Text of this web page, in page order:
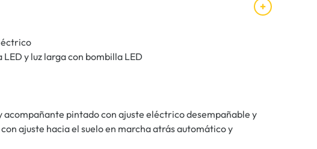
y luz larga con bombilla LED
pintado con ajuste eléctrico desempañable y
ajuste hacia el suelo en marcha atrás automático y